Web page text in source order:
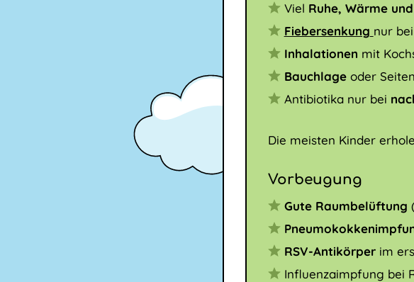
Viel Ruhe, Wärme und
Fiebersenkung nur
Inhalationen mit
Bauchlageoder
Antibiotika nur bei
Die meisten Kinder
Vorbeugung
Gute Raumbelüftung
RSV-Antikörper im
Influenzaimpfung bei